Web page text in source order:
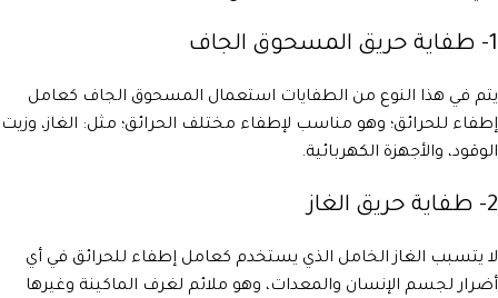
1- طفاية حريق المسحوق الجاف
يتم في هذا النوع من الطفايات استعمال المسحوق الجاف كعامل
إطفاء للحرائق؛ وهو مناسب لإطفاء مختلف الحرائق؛ مثل: الغاز، وزيت
الوقود، والأجهزة الكهربائية.
2- طفاية حريق الغاز
لا يتسبب الغاز الخامل الذي يستخدم كعامل إطفاء للحرائق في أي
أضرار لجسم الإنسان والمعدات، وهو ملائم لغرف الماكينة وغيرها